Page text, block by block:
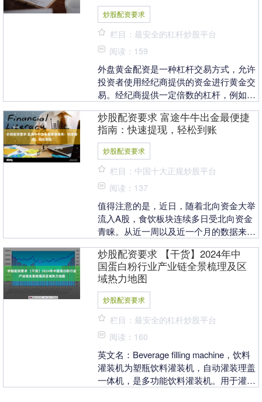
炒股配资要求
栏目：最安全的杠杆炒股平台
阅读：159
外盘黄金配资是一种杠杆交易方式，允许
投资者使用经纪商提供的资金进行黄金交
易。经纪商提供一定倍数的杠杆，例如
元，即可交....
炒股配资要求 富途牛牛出金最便捷
指南：快速提现，轻松到账
炒股配资要求
栏目：中国十大正规炒股平台
阅读：137
值得注意的是，近日，随着北向资金大举
流入A股，食饮板块连续多日受北向资金
青睐。从近一周以及近一个月的数据来看
入额依然居前。这....
炒股配资要求 【干货】2024年中
国蛋白粉行业产业链全景梳理及区
域热力地图
炒股配资要求
栏目：最安全的杠杆炒股平台
阅读：160
英文名：Beverage filling machine，饮料
灌装机为塑瓶饮料灌装机，自动灌装理盖
一体机，是多功能饮料灌装机。用于灌装